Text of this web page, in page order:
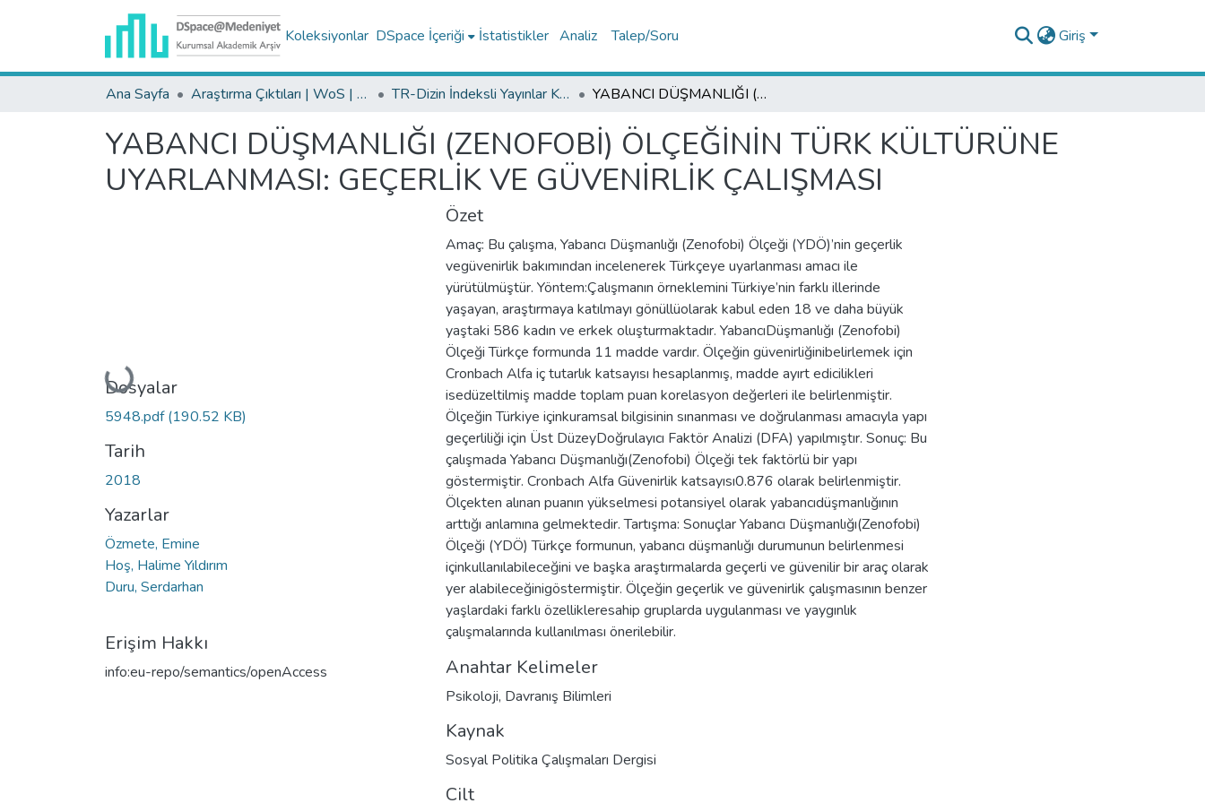
Koleksiyonlar DSpace İçeriği İstatistikler Analiz Talep/Soru Giriş
Ana Sayfa Araştırma Çıktıları | WoS | Scopus | TR-Dizin | PubMed TR-Dizin İndeksli Yayınlar Koleksiyonu YABANCI DÜŞMANLIĞI (ZENOFOBİ) ÖLÇEĞİNİN TÜRK KÜLTÜRÜNE UYARLANMASI: GEÇERLİK VE GÜVENİRLİK ÇALIŞMASI
YABANCI DÜŞMANLIĞI (ZENOFOBİ) ÖLÇEĞİNİN TÜRK KÜLTÜRÜNE
UYARLANMASI: GEÇERLİK VE GÜVENİRLİK ÇALIŞMASI
Yükleniyor...
Dosyalar
5948.pdf(190.52 KB)
Tarih
2018
Yazarlar
Özmete, Emine
Hoş, Halime Yıldırım
Duru, Serdarhan
Erişim Hakkı
info:eu-repo/semantics/openAccess
Özet
Amaç: Bu çalışma, Yabancı Düşmanlığı (Zenofobi) Ölçeği (YDÖ)’nin geçerlik
vegüvenirlik bakımından incelenerek Türkçeye uyarlanması amacı ile
yürütülmüştür. Yöntem:Çalışmanın örneklemini Türkiye’nin farklı illerinde
yaşayan, araştırmaya katılmayı gönüllüolarak kabul eden 18 ve daha büyük
yaştaki 586 kadın ve erkek oluşturmaktadır. YabancıDüşmanlığı (Zenofobi)
Ölçeği Türkçe formunda 11 madde vardır. Ölçeğin güvenirliğinibelirlemek için
Cronbach Alfa iç tutarlık katsayısı hesaplanmış, madde ayırt edicilikleri
isedüzeltilmiş madde toplam puan korelasyon değerleri ile belirlenmiştir.
Ölçeğin Türkiye içinkuramsal bilgisinin sınanması ve doğrulanması amacıyla yapı
geçerliliği için Üst DüzeyDoğrulayıcı Faktör Analizi (DFA) yapılmıştır. Sonuç: Bu
çalışmada Yabancı Düşmanlığı(Zenofobi) Ölçeği tek faktörlü bir yapı
göstermiştir. Cronbach Alfa Güvenirlik katsayısı0.876 olarak belirlenmiştir.
Ölçekten alınan puanın yükselmesi potansiyel olarak yabancıdüşmanlığının
arttığı anlamına gelmektedir. Tartışma: Sonuçlar Yabancı Düşmanlığı(Zenofobi)
Ölçeği (YDÖ) Türkçe formunun, yabancı düşmanlığı durumunun belirlenmesi
içinkullanılabileceğini ve başka araştırmalarda geçerli ve güvenilir bir araç olarak
yer alabileceğinigöstermiştir. Ölçeğin geçerlik ve güvenirlik çalışmasının benzer
yaşlardaki farklı özellikleresahip gruplarda uygulanması ve yaygınlık
çalışmalarında kullanılması önerilebilir.
Anahtar Kelimeler
Psikoloji, Davranış Bilimleri
Kaynak
Sosyal Politika Çalışmaları Dergisi
Cilt